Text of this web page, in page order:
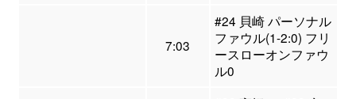
7:03
#24 貝崎 パーソナル
ファウル(1-2:0) フリ
ースローオンファウ
ル0